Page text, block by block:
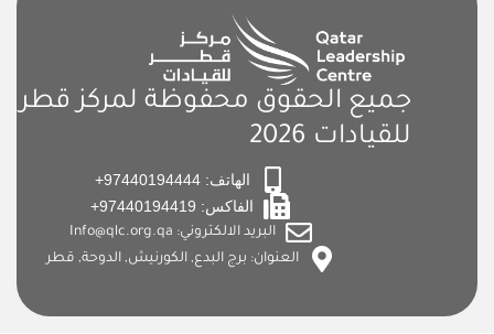
جميع الحقوق محفوظة لمركز قطر
للقيادات 2026
الهاتف: 97440194444+
الفاكس: 97440194419+
البريد الالكتروني: Info@qlc.org.qa
العنوان: برج البدع, الكورنيش, الدوحة, قطر